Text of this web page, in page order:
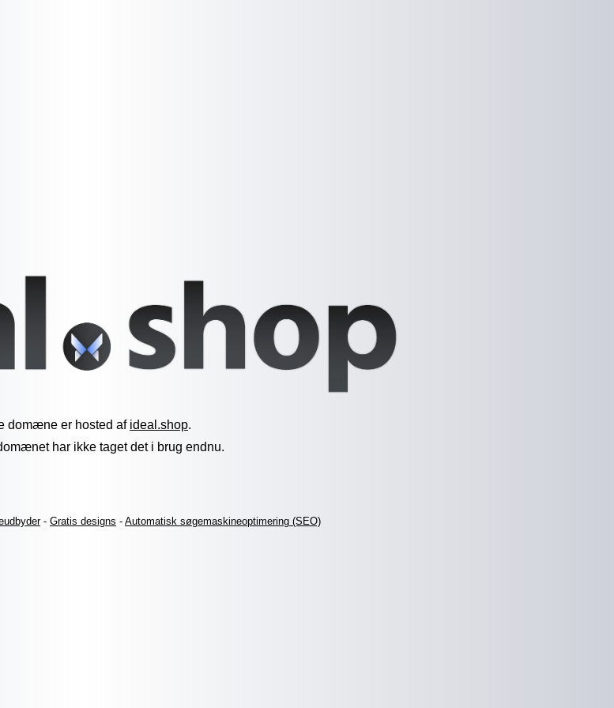
domæne er hosted af ideal.shop.
har ikke taget det i brug endnu.
- Gratis designs - Automatisk søgemaskineoptimering (SEO)